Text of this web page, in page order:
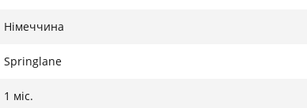
Німеччина
Springlane
1 міс.